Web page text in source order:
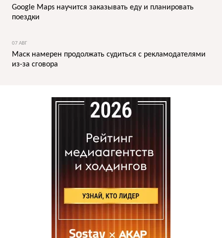
Google Maps научится заказывать еду и планировать
поездки
07 АВГ
Маск намерен продолжать судиться с рекламодателями
из-за сговора